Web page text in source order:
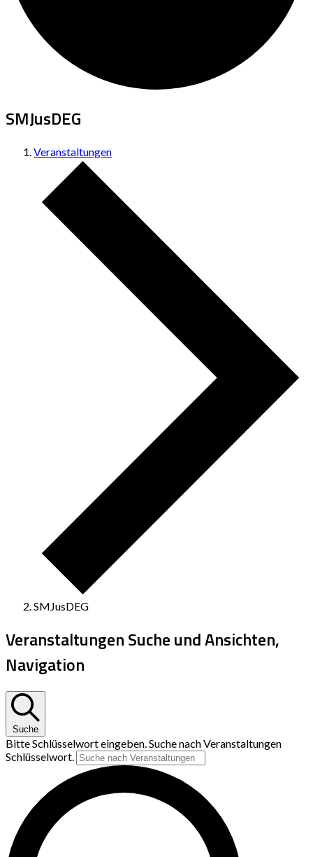
SMJusDEG
Veranstaltungen
SMJusDEG
Veranstaltungen Suche und Ansichten,
Navigation
Suche
Bitte Schlüsselwort eingeben. Suche nach Veranstaltungen
Schlüsselwort.